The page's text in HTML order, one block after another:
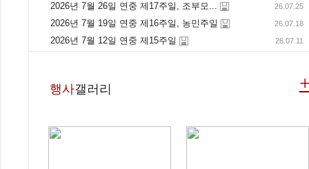
2026년 7월 26일 연중 제17주일, 조부모... 26.07.25
2026년 7월 19일 연중 제16주일, 농민주일 26.07.18
2026년 7월 12일 연중 제15주일 26.07.11
행사갤러리